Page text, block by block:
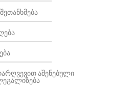
ᲐᲨᲔᲜᲔᲑᲣᲚᲘ